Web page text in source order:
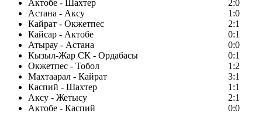
Актобе - Шахтер
2:0
Астана - Аксу
1:0
Кайрат - Окжетпес
2:1
Кайсар - Актобе
0:1
Атырау - Астана
0:0
Кызыл-Жар СК - Ордабасы
0:1
Окжетпес - Тобол
1:2
Махтаарал - Кайрат
3:1
Каспий - Шахтер
1:1
Аксу - Жетысу
2:1
Актобе - Каспий
0:0